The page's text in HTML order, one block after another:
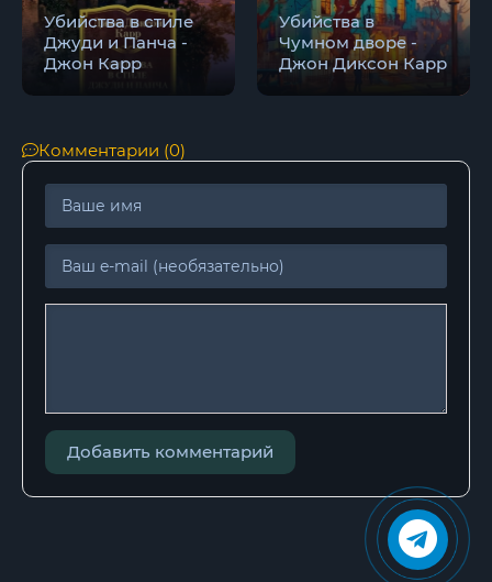
Убийства в стиле
Джуди и Панча -
Джон Карр
Убийства в
Чумном дворе -
Джон Диксон Карр
Комментарии (0)
Добавить комментарий